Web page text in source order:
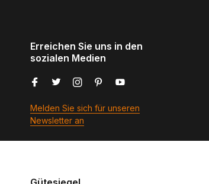
Erreichen Sie uns in den
sozialen Medien
Melden Sie sich für unseren
Newsletter an